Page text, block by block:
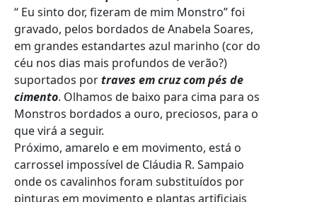
“ Eu sinto dor, fizeram de mim Monstro” foi
gravado, pelos bordados de Anabela Soares,
em grandes estandartes azul marinho (cor do
céu nos dias mais profundos de verão?)
suportados portraves em cruz com pés de
cimento. Olhamos de baixo para cima para os
Monstros bordados a ouro, preciosos, para o
que virá a seguir.
Próximo, amarelo e em movimento, está o
carrossel impossível de Cláudia R. Sampaio
onde os cavalinhos foram substituídos por
pinturas em movimento e plantas artificiais